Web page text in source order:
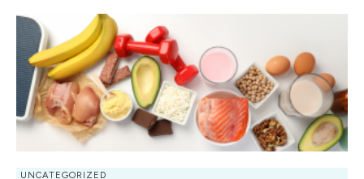
UNCATEGORIZED